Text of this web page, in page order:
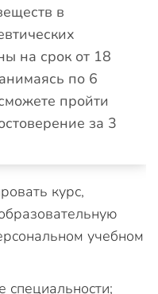
в
на срок от 18
по 6
пройти
за 3
курс,
учебном
специальности;